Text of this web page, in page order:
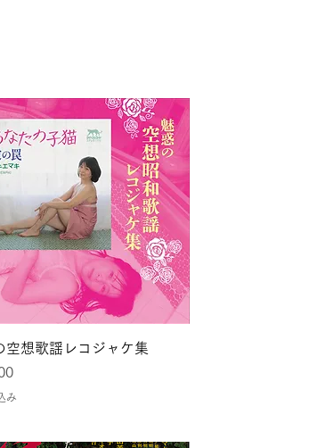
クイックビュー
空想歌謡レコジャケ集
み
会ニッポ